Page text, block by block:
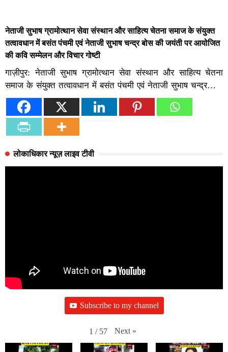
नेताजी सुभाष ग्रामोत्थान सेवा संस्थान और साहित्य चेतना समाज के संयुक्त
तत्वावधान में बसंत पंचमी एवं नेताजी सुभाष चन्द्र बोस की जयंती पर आयोजित
की कवि सम्मेलन और विचार गोष्टी
गाज़ीपुर: नेताजी सुभाष ग्रामोत्थान सेवा संस्थान और साहित्य चेतना
समाज के संयुक्त तत्वावधान में बसंत पंचमी एवं नेताजी सुभाष चन्द्र…
लोकाधिकार न्यूज़ लाइव टीवी
Subscribe to my channel
1 / 57 Next »